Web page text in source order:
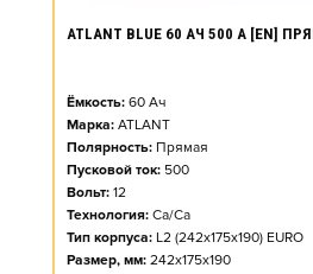
ATLANT BLUE 60 АЧ 500 А [EN]
Ёмкость: 60 Ач
Марка: ATLANT
Полярность: Прямая
Пусковой ток: 500
Вольт: 12
Технология: Ca/Ca
Тип корпуса: L2 (242x175x190) EURO
Размер, мм: 242x175x190